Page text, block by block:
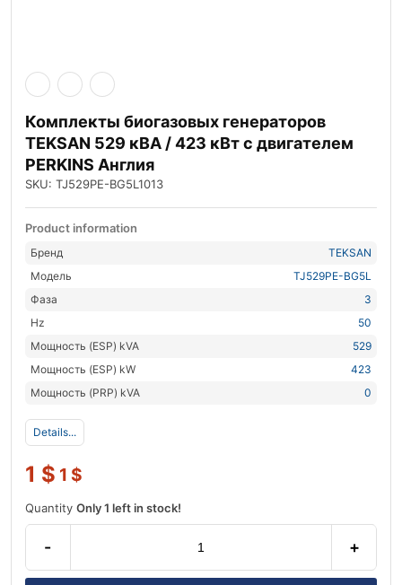
Комплекты биогазовых генераторов
TEKSAN 529 кВА / 423 кВт с двигателем
PERKINS Англия
SKU: TJ529PE-BG5L1013
Product information
Бренд
TEKSAN
Модель
TJ529PE-BG5L
Фаза
3
Hz
50
Мощность (ESP) kVA
529
Мощность (ESP) kW
423
Мощность (PRP) kVA
0
Details...
1 $ 1 $
Quantity Only 1 left in stock!
- +